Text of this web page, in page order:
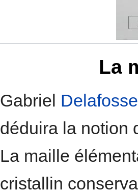
La
Gabriel Delafosse
déduira la notion
La maille
cristallin